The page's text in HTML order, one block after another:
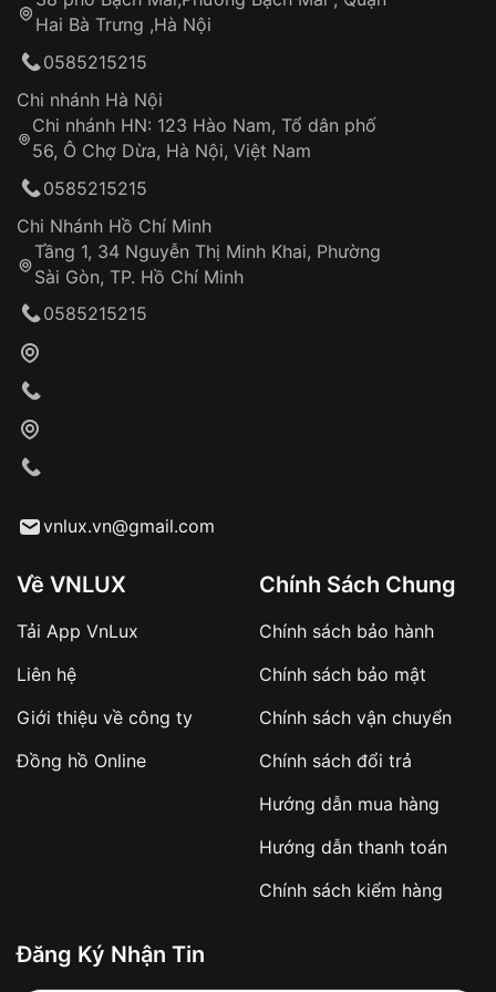
Hotline: 0585 215 215
Từ khóa SEO:
Khách hàng kiểm tra và thanh toán trực tiếp
Từ khóa SEO:
sản phẩm đặc biệt
hàng
Số tiền còn lại thanh toán khi nhận hàng hoặc
✔️ Đảm bảo xử lý đơn hàng nhanh chóng
✔️ Hạn chế tình trạng hủy đơn không mong
Từ khóa SEO:
Tự ý sửa chữa
thống VNLUX
Đảm bảo quyền lợi khách hàng
Đồng hành cùng khách hàng trong suốt quá
trình sử dụng
Hai Bà Trưng ,Hà Nội
0585215215
Chi nhánh Hà Nội
Chi nhánh HN: 123 Hào Nam, Tổ dân phố
56, Ô Chợ Dừa, Hà Nội, Việt Nam
0585215215
Chi Nhánh Hồ Chí Minh
Tầng 1, 34 Nguyễn Thị Minh Khai, Phường
Sài Gòn, TP. Hồ Chí Minh
0585215215
vnlux.vn@gmail.com
Về VNLUX
Tải App VnLux
Liên hệ
Giới thiệu về công ty
Đồng hồ Online
Chính Sách Chung
Chính sách bảo hành
Chính sách bảo mật
Chính sách vận chuyển
Chính sách đổi trả
Hướng dẫn mua hàng
Hướng dẫn thanh toán
Chính sách kiểm hàng
Đăng Ký Nhận Tin